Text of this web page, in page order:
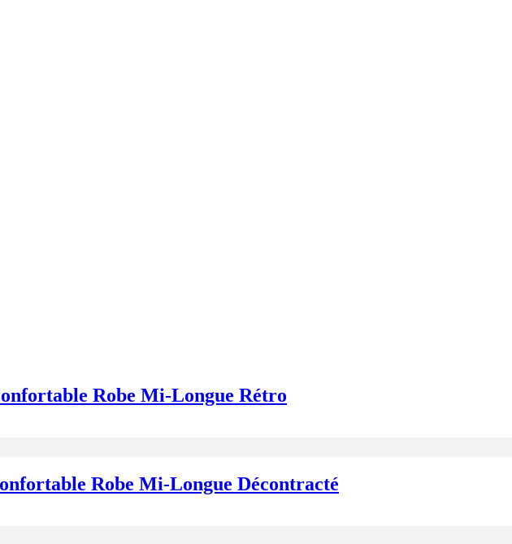
Robe Mi-Longue Rétro
Robe Mi-Longue Décontracté